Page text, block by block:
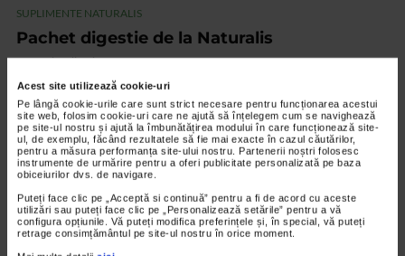
Acest site utilizează cookie-uri
Pe lângă cookie-urile care sunt strict necesare pentru funcționarea acestui
site web, folosim cookie-uri care ne ajută să înțelegem cum se navighează
pe site-ul nostru și ajută la îmbunătățirea modului în care funcționează site-
ul, de exemplu, făcând rezultatele să fie mai exacte în cazul căutărilor,
pentru a măsura performanța site-ului nostru. Partenerii noștri folosesc
instrumente de urmărire pentru a oferi publicitate personalizată pe baza
obiceiurilor dvs. de navigare.
Puteți face clic pe „Acceptă si continuă” pentru a fi de acord cu aceste
utilizări sau puteți face clic pe „Personalizează setările” pentru a vă
configura opțiunile. Vă puteți modifica preferințele și, în special, vă puteți
retrage consimțământul pe site-ul nostru în orice moment.
SUPLIMENTE NATURALIS
Pachet digestie de la Naturalis
7.813 vizualizari
VIDEO